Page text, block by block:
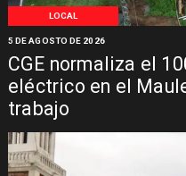
LOCAL
CGE normaliza el
eléctrico en el
trabajo
5 DE AGOSTO DE 2026